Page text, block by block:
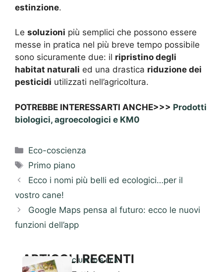
estinzione.
Le soluzioni più semplici che possono essere
messe in pratica nel più breve tempo possibile
sono sicuramente due: il ripristino degli
habitat naturali ed una drastica riduzione dei
pesticidi utilizzati nell’agricoltura.
POTREBBE INTERESSARTI ANCHE>>> Prodotti
biologici, agroecologici e KM0
Categorie
Eco-coscienza
Tag
Primo piano
Ecco i nomi più belli ed ecologici…per il
vostro cane!
Google Maps pensa al futuro: ecco le nuovi
funzioni dell’app
ARTICOLI RECENTI
CURIOSITÀ